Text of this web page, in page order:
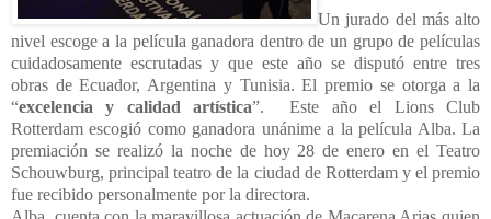
Un jurado del más alto
nivel escoge a la película ganadora dentro de un grupo de películas
cuidadosamente escrutadas y que este año se disputó entre tres
obras de Ecuador, Argentina y Tunisia. El premio se otorga a la
“excelencia y calidad artística”. Este año el Lions Club
Rotterdam escogió como ganadora unánime a la película Alba. La
premiación se realizó la noche de hoy 28 de enero en el Teatro
Schouwburg, principal teatro de la ciudad de Rotterdam y el premio
fue recibido personalmente por la directora.